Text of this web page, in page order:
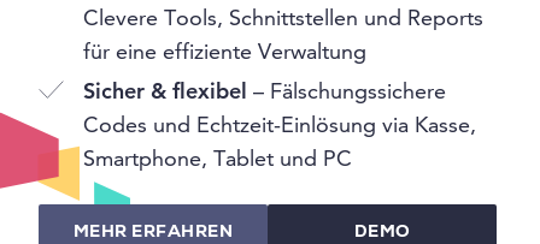
Clevere Tools, Schnittstellen und Reports
für eine effiziente Verwaltung
Sicher & flexibel – Fälschungssichere
Codes und Echtzeit-Einlösung via Kasse,
Smartphone, Tablet und PC
MEHR ERFAHREN DEMO